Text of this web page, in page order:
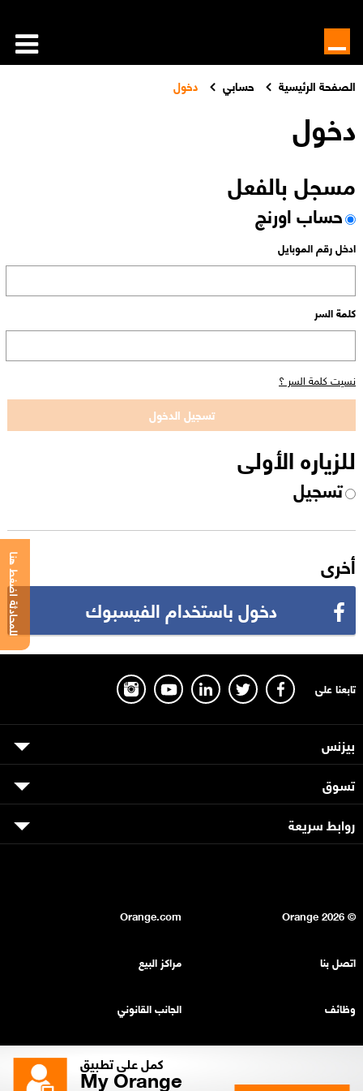
كمل على تطبيق
My Orange
الصفحة الرئيسية حسابي دخول
دخول
مسجل بالفعل
حساب اورنچ
ادخل رقم الموبايل
كلمة السر
نسيت كلمة السر ؟
للزياره الأولى
تسجيل
أخرى
دخول باستخدام الفيسبوك
للمحادثة اضغط هنا
تابعنا على
بيزنس
تسوق
روابط سريعة
© Orange
2026
Orange.com
اتصل بنا مراكز البيع
وظائف الجانب القانوني